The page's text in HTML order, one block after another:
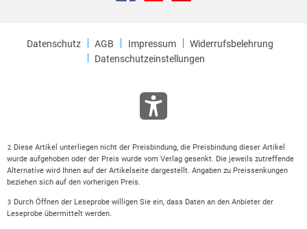
Datenschutz AGB Impressum
Widerrufsbelehrung
Datenschutzeinstellungen
2
Diese Artikel unterliegen nicht der Preisbindung, die Preisbindung dieser Artikel
wurde aufgehoben oder der Preis wurde vom Verlag gesenkt. Die jeweils zutreffende
Alternative wird Ihnen auf der Artikelseite dargestellt. Angaben zu Preissenkungen
beziehen sich auf den vorherigen Preis.
3
Durch Öffnen der Leseprobe willigen Sie ein, dass Daten an den Anbieter der
Leseprobe übermittelt werden.